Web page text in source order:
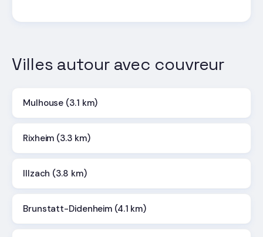
Villes autour avec couvreur
Mulhouse (3.1 km)
Rixheim (3.3 km)
Illzach (3.8 km)
Brunstatt-Didenheim (4.1 km)